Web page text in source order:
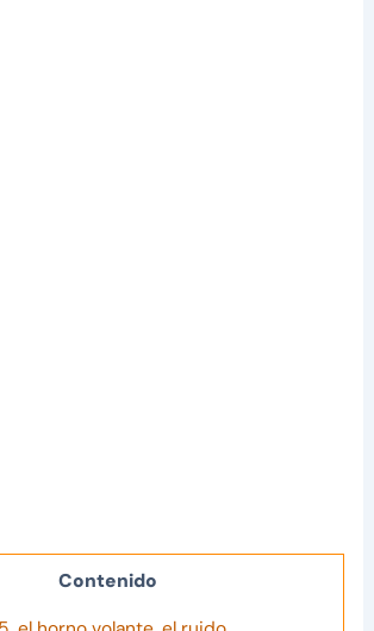
Contenido